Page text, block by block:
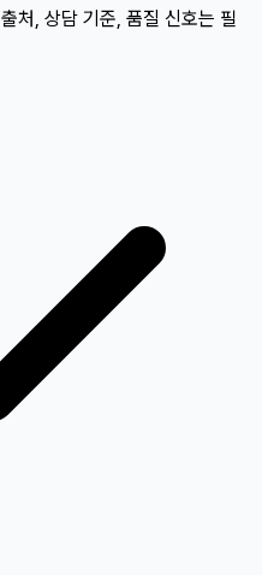
출처, 상담 기준, 품질 신호는 필